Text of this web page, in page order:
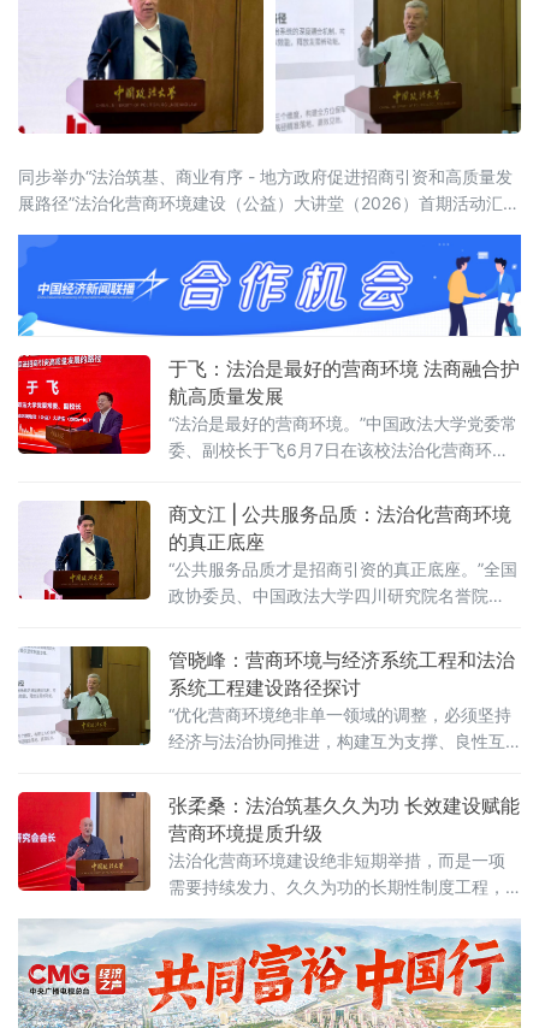
同步举办“法治筑基、商业有序 - 地方政府促进招商引资和高质量发
展路径”法治化营商环境建设（公益）大讲堂（2026）首期活动汇聚
同聚焦法治化营商环境建设的理论前沿与实践路径。中国政法大学
党委常委、副校长于飞，全国政协委员、中国政法
于飞：法治是最好的营商环境 法商融合护
航高质量发展
“法治是最好的营商环境。”中国政法大学党委常
委、副校长于飞6月7日在该校法治化营商环境
商环境的核心要义在于法治化保障——因为法
治提供明确的预期。当天，中国政法大学法治
化营商环境建设与数字金融研究中心在京正式
成立，同步启动“法治筑基、商业有序——地方
政府促进招商引资和高质量发展路径”法治化营
商文江 | 公共服务品质：法治化营商环境
的真正底座
“公共服务品质才是招商引资的真正底座。”全国
政协委员、中国政法大学四川研究院名誉院
营商环境建设与数字金融研究中心揭牌仪式上
作出上述表示。他指出，《公平竞争审查条
例》施行后，各地招商引资的竞争焦点已从“拼
政策洼地”转向“拼服务高地”“拼法治高地”，长期
稳定、高效透明的法治环境与公共服务成为吸
管晓峰：营商环境与经济系统工程和法治
系统工程建设路径探讨
“优化营商环境绝非单一领域的调整，必须坚持
经济与法治协同推进，构建互为支撑、良性互
教授管晓峰6月7日在中国政法大学法治化营商
环境建设与数字金融研究中心揭牌仪式上作出
上述表示。他在题为《营商环境与经济、法治
系统工程建设路径探讨》的主题演讲中，系统
阐述以系统工程思维推进营商环境建设的理论
框架与实践路径。管晓峰从市场发展环境问
张柔桑：法治筑基久久为功 长效建设赋能
营商环境提质升级
法治化营商环境建设绝非短期举措，而是一项
需要持续发力、久久为功的长期性制度工程，
展的根本路径。